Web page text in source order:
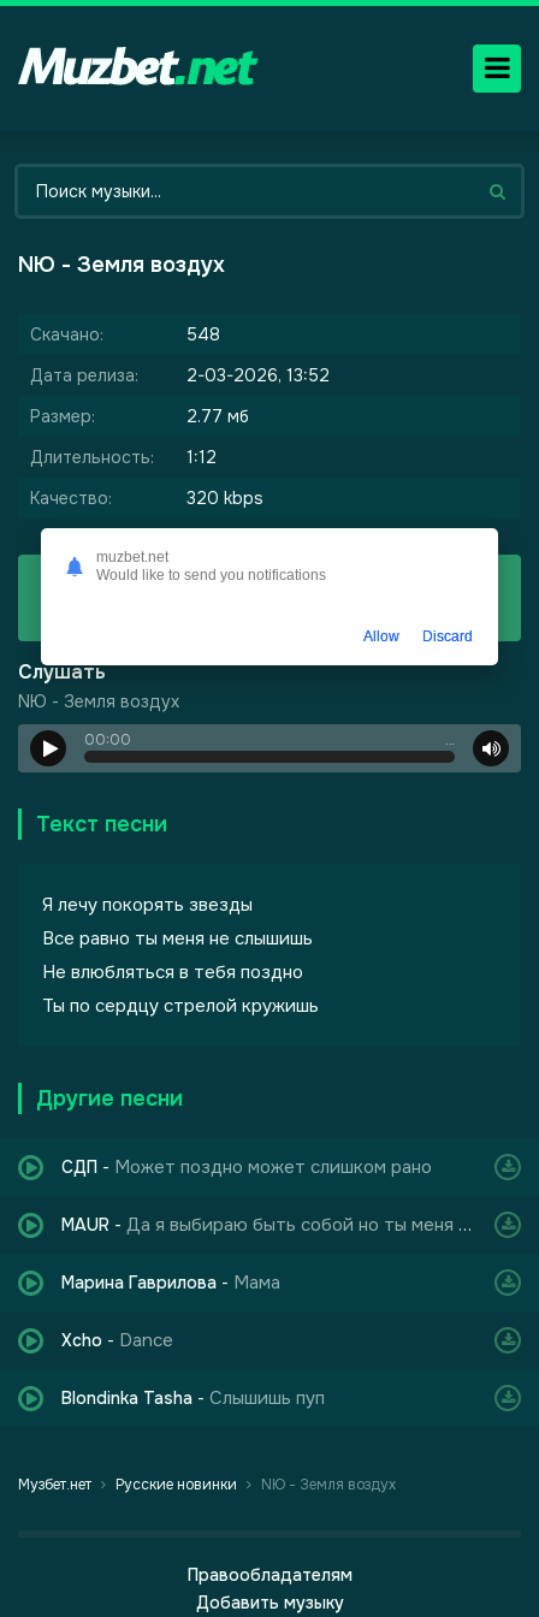
NЮ - Земля воздух
Скачано:
548
Дата релиза:
2-03-2026, 13:52
Размер:
2.77 мб
Длительность:
1:12
Качество:
320 kbps
Скачать
Слушать
NЮ - Земля воздух
00:00 …
Текст песни
Я лечу покорять звезды
Все равно ты меня не слышишь
Не влюбляться в тебя поздно
Ты по сердцу стрелой кружишь
Другие песни
СДП - Может поздно может слишком рано
MAUR - Да я выбираю быть собой но ты меня не слышишь
Марина Гаврилова - Мама
Xcho - Dance
Blondinka Tasha - Слышишь пуп
Музбет.нет Русские новинки NЮ - Земля воздух
Правообладателям
Добавить музыку
- Харизма
muzbet.net
Would like to send you notifications
Allow Discard